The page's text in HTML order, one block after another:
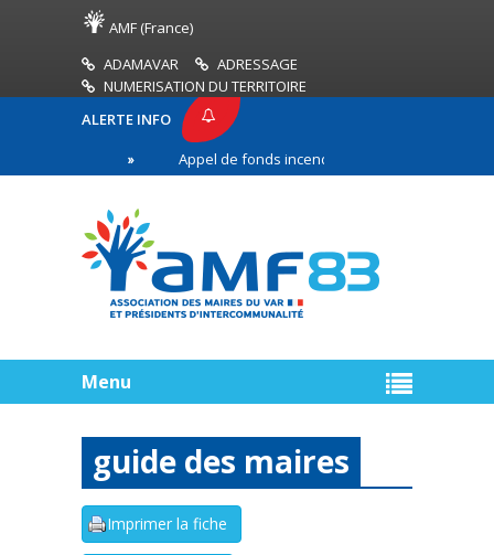
AMF (France)
ADAMAVAR
ADRESSAGE
NUMERISATION DU TERRITOIRE
ALERTE INFO
Appel de fonds incendies de forêt
ligne
Menu
guide des maires